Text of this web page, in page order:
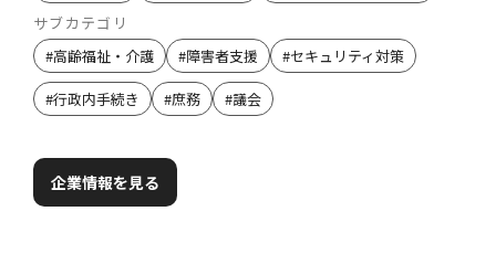
サブカテゴリ
#高齢福祉・介護 #障害者支援 #セキュリティ対策
#行政内手続き #庶務 #議会
企業情報を見る